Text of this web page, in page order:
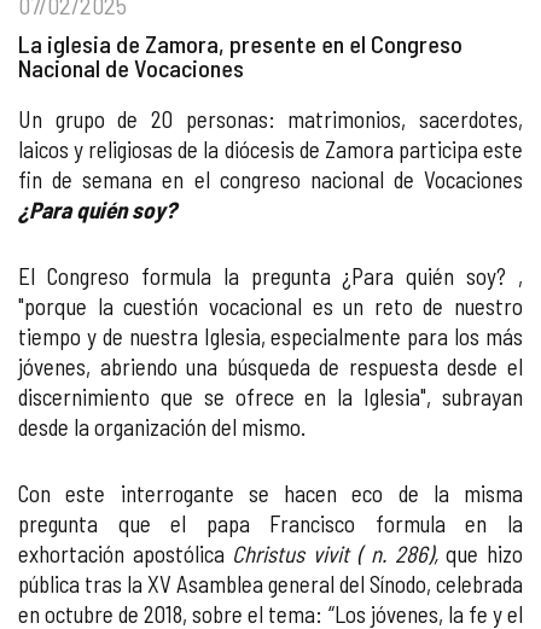
La iglesia de Zamora, presente en el Congreso
Nacional de Vocaciones
Un grupo de 20 personas: matrimonios, sacerdotes,
laicos y religiosas de la diócesis de Zamora participa este
fin de semana en el congreso nacional de Vocaciones
¿Para quién soy?
El Congreso formula la pregunta ¿Para quién soy? ,
"porque la cuestión vocacional es un reto de nuestro
tiempo y de nuestra Iglesia, especialmente para los más
jóvenes, abriendo una búsqueda de respuesta desde el
discernimiento que se ofrece en la Iglesia", subrayan
desde la organización del mismo.
Con este interrogante se hacen eco de la misma
pregunta que el papa Francisco formula en la
exhortación apostólica Christus vivit( n. 286),que hizo
pública tras la XV Asamblea general del Sínodo, celebrada
en octubre de 2018, sobre el tema: “Los jóvenes, la fe y el